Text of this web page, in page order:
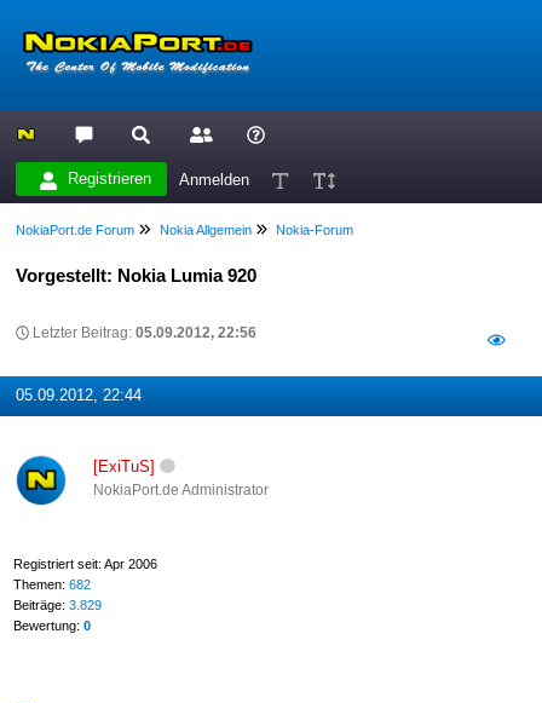
Registrieren Anmelden
NokiaPort.de Forum Nokia Allgemein Nokia-Forum
Vorgestellt: Nokia Lumia 920
Letzter Beitrag:05.09.2012, 22:56
05.09.2012, 22:44
[ExiTuS]
NokiaPort.de Administrator
Registriert seit: Apr 2006
Themen: 682
Beiträge: 3.829
Bewertung: 0